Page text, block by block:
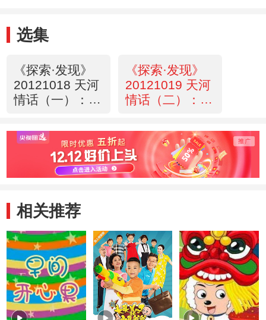
选集
《探索·发现》
20121018 天河
情话（一）：云
《探索·发现》
20121019 天河
情话（二）：民
相关推荐